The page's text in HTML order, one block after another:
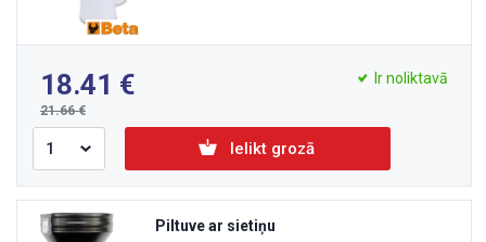
18.41
21.66
Ir noliktavā
Ielikt grozā
Piltuve ar sietiņu